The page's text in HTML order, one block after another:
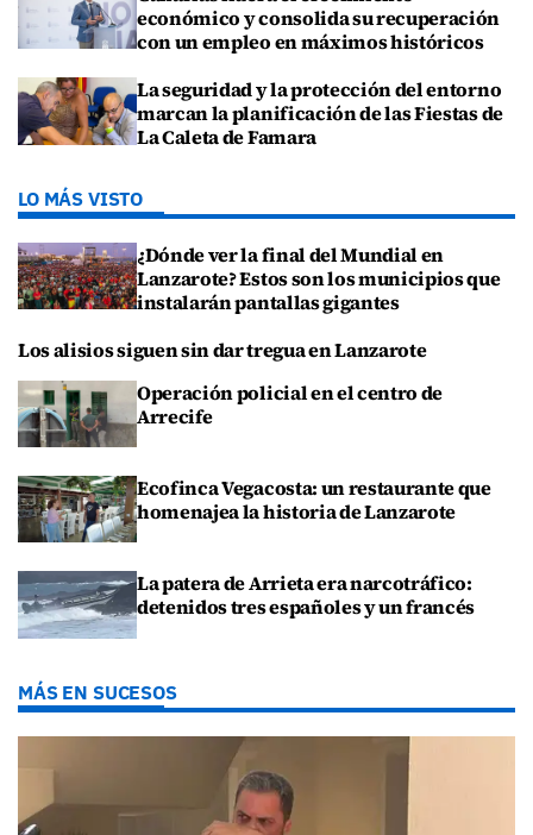
económico y consolida su recuperación
con un empleo en máximos históricos
La seguridad y la protección del entorno
marcan la planificación de las Fiestas de
La Caleta de Famara
LO MÁS VISTO
¿Dónde ver la final del Mundial en
Lanzarote? Estos son los municipios que
instalarán pantallas gigantes
Los alisios siguen sin dar tregua en Lanzarote
Operación policial en el centro de
Arrecife
Ecofinca Vegacosta: un restaurante que
homenajea la historia de Lanzarote
La patera de Arrieta era narcotráfico:
detenidos tres españoles y un francés
MÁS EN SUCESOS